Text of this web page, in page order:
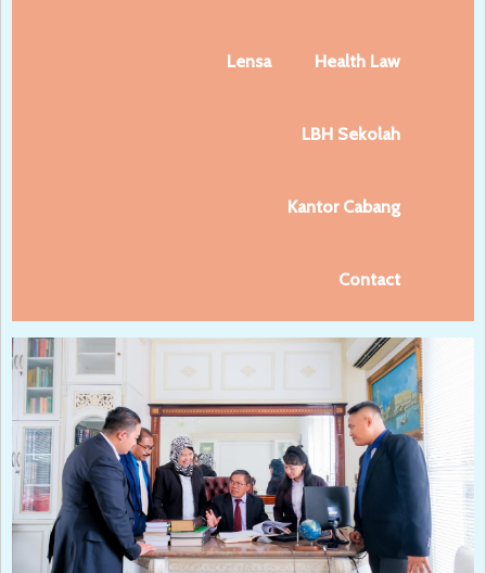
Lensa Health Law
LBH Sekolah
Kantor Cabang
Contact